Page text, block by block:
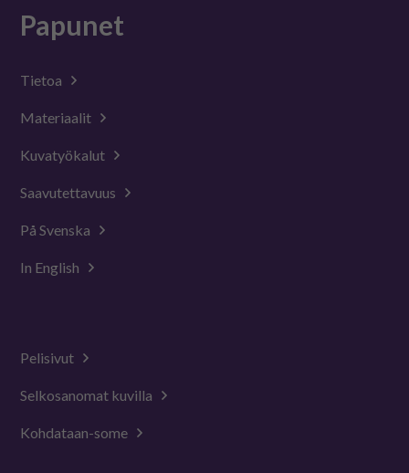
Papunet
Tietoa
Materiaalit
Kuvatyökalut
Saavutettavuus
På Svenska
In English
Pelisivut
Selkosanomat kuvilla
Kohdataan-some